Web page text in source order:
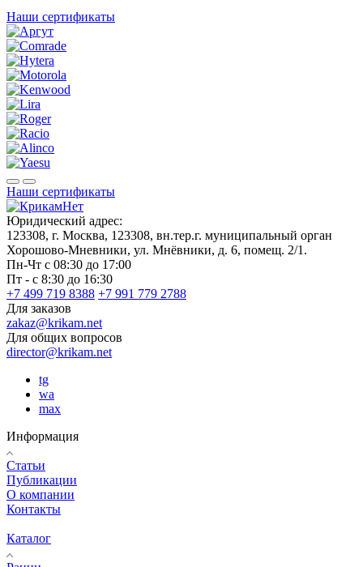
Наши сертификаты
Наши сертификаты
Юридический адрес:
123308, г. Москва, 123308, вн.тер.г. муниципальный орган
Хорошово-Мневники, ул. Мнёвники, д. 6, помещ. 2/1.
Пн-Чт с 08:30 до 17:00
Пт - с 8:30 до 16:30
+7 499 719 8388 +7 991 779 2788
Для заказов
zakaz@krikam.net
Для общих вопросов
director@krikam.net
tg
wa
max
Информация
Статьи
Публикации
О компании
Контакты
Каталог